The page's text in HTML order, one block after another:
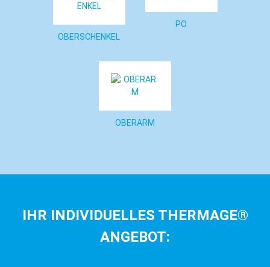
OBERSCHENKEL
PO
OBERARM
IHR INDIVIDUELLES THERMAGE®
ANGEBOT: